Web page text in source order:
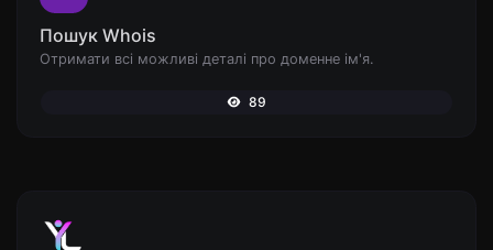
Пошук Whois
Отримати всі можливі деталі про доменне ім'я.
89